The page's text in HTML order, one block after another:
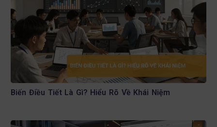
Biến Điều Tiết Là Gì? Hiểu Rõ Về Khái Niệm